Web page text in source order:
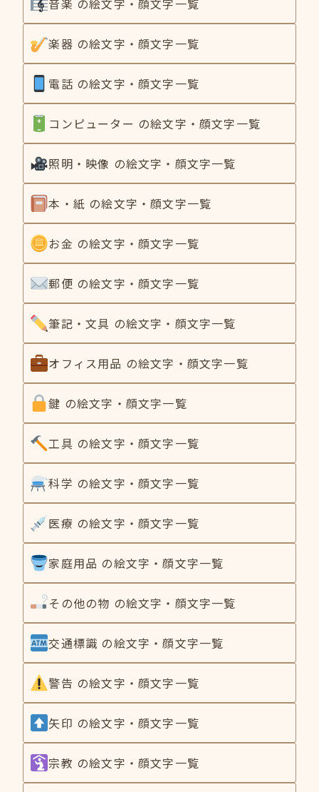
楽器 の絵文字・顔文字一覧
電話 の絵文字・顔文字一覧
コンピューター の絵文字・顔文字一覧
照明・映像 の絵文字・顔文字一覧
本・紙 の絵文字・顔文字一覧
お金 の絵文字・顔文字一覧
郵便 の絵文字・顔文字一覧
筆記・文具 の絵文字・顔文字一覧
オフィス用品 の絵文字・顔文字一覧
鍵 の絵文字・顔文字一覧
工具 の絵文字・顔文字一覧
科学 の絵文字・顔文字一覧
医療 の絵文字・顔文字一覧
家庭用品 の絵文字・顔文字一覧
その他の物 の絵文字・顔文字一覧
交通標識 の絵文字・顔文字一覧
警告 の絵文字・顔文字一覧
矢印 の絵文字・顔文字一覧
宗教 の絵文字・顔文字一覧